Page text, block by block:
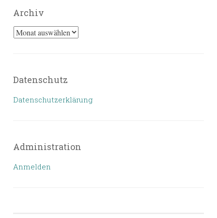
Archiv
Archiv
Datenschutz
Datenschutzerklärung
Administration
Anmelden